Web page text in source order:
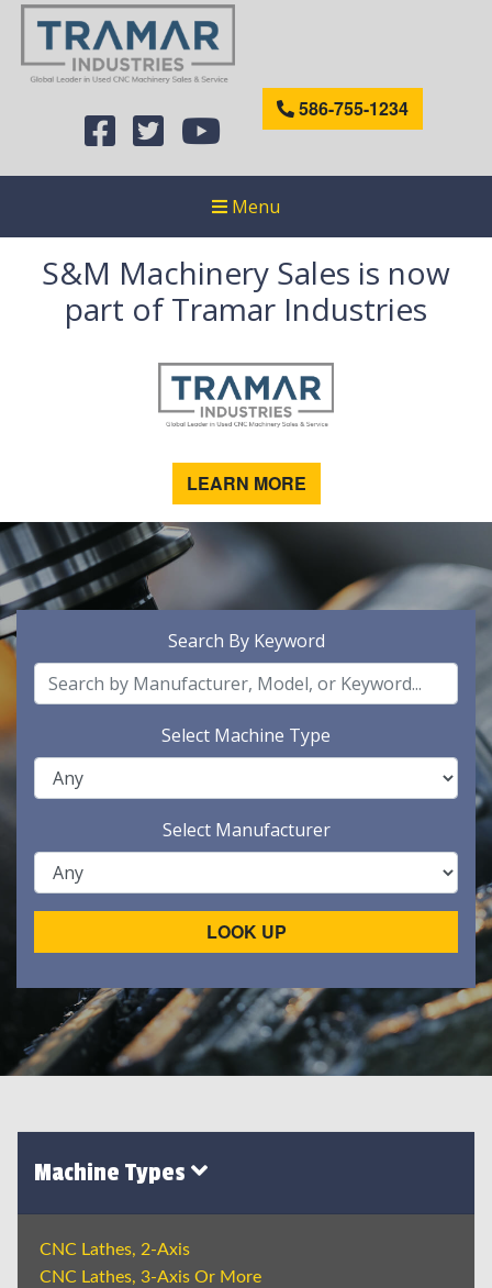
586-755-1234
Menu
S&M Machinery Sales is now
part of Tramar Industries
LEARN MORE
Search By Keyword
Select Machine Type
Select Manufacturer
LOOK UP
Machine Types
CNC Lathes, 2-Axis
CNC Lathes, 3-Axis Or More